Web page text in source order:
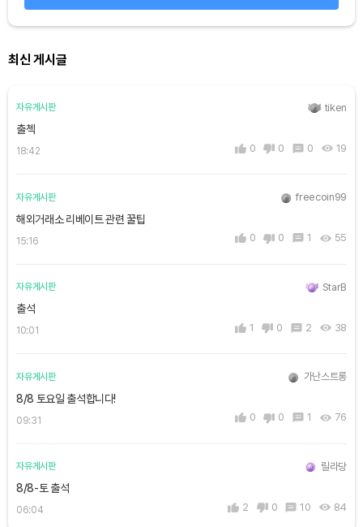
최신 게시글
자유게시판 tiken
출첵
18:42 0 0 0 19
자유게시판 freecoin99
해외거래소 리베이트 관련 꿀팁
15:16 0 0 1 55
자유게시판 StarB
출석
10:01 1 0 2 38
자유게시판 가난스트롱
8/8 토요일 출석합니다!
09:31 0 0 1 76
자유게시판 릴라당
8/8-토 출석
06:04 2 0 10 84